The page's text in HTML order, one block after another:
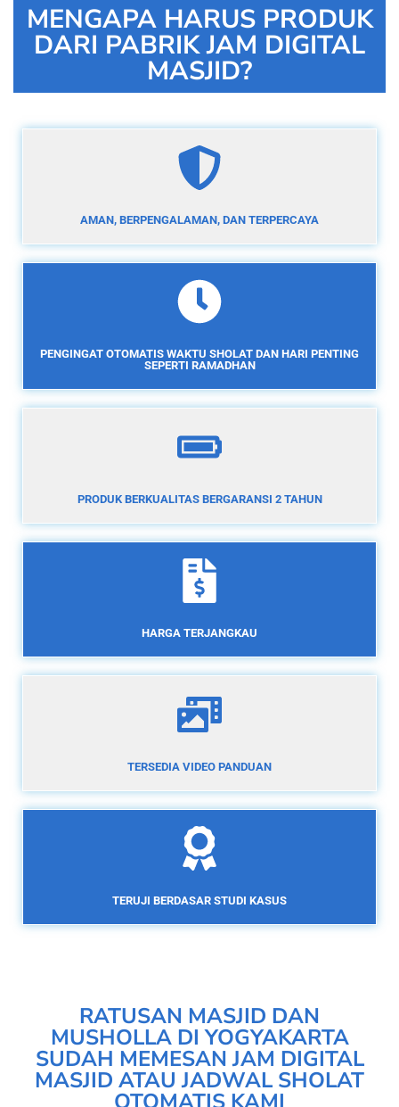
MENGAPA HARUS PRODUK
DARI PABRIK JAM DIGITAL
MASJID?
AMAN, BERPENGALAMAN, DAN TERPERCAYA
PENGINGAT OTOMATIS WAKTU SHOLAT DAN HARI PENTING
SEPERTI RAMADHAN
PRODUK BERKUALITAS BERGARANSI 2 TAHUN
HARGA TERJANGKAU
TERSEDIA VIDEO PANDUAN
TERUJI BERDASAR STUDI KASUS
RATUSAN MASJID DAN
MUSHOLLA DI YOGYAKARTA
SUDAH MEMESAN JAM DIGITAL
MASJID ATAU JADWAL SHOLAT